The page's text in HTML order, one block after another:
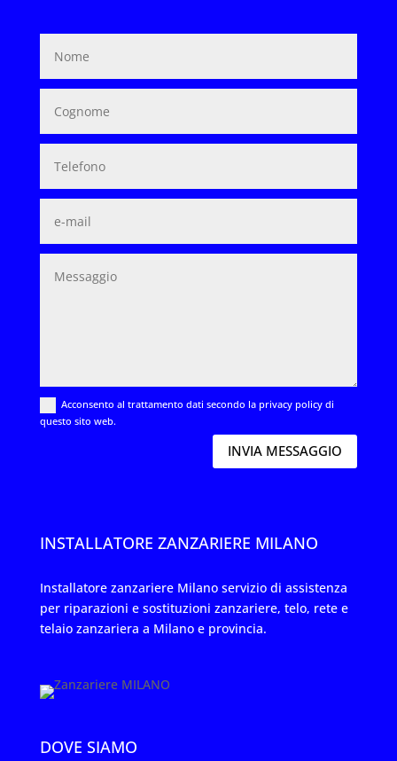
Acconsento al trattamento dati secondo la privacy policy di
questo sito web.
INVIA MESSAGGIO
INSTALLATORE ZANZARIERE MILANO
Installatore zanzariere Milano servizio di assistenza
per riparazioni e sostituzioni zanzariere, telo, rete e
telaio zanzariera a Milano e provincia.
DOVE SIAMO